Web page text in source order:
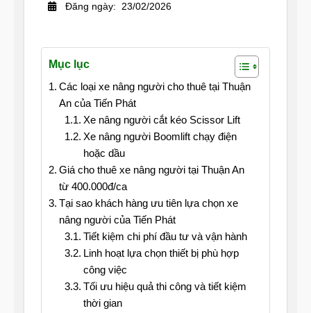
Đăng ngày: 23/02/2026
Mục lục
Các loại xe nâng người cho thuê tại Thuận
An của Tiến Phát
Xe nâng người cắt kéo Scissor Lift
Xe nâng người Boomlift chạy điện
hoặc dầu
Giá cho thuê xe nâng người tại Thuận An
từ 400.000đ/ca
Tại sao khách hàng ưu tiên lựa chọn xe
nâng người của Tiến Phát
Tiết kiệm chi phí đầu tư và vận hành
Linh hoạt lựa chọn thiết bị phù hợp
công việc
Tối ưu hiệu quả thi công và tiết kiệm
thời gian